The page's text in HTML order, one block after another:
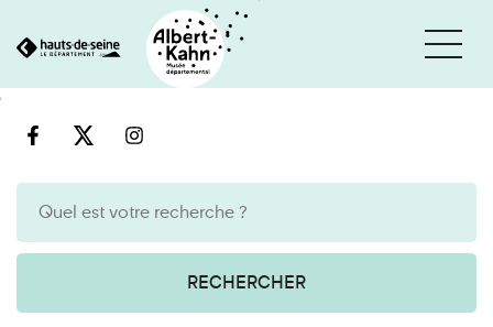
engine
RECHERCHER
Cookies management panel